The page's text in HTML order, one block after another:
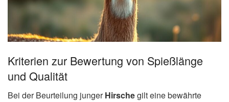
Kriterien zur Bewertung von Spießlänge
und Qualität
Bei der Beurteilung jungerHirschegilt eine bewährte